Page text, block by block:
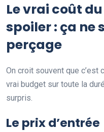
Le vrai coût
spoiler : ça ne
perçage
On croit souvent que c’est
vrai budget sur toute la
surpris.
Le prix d’entrée